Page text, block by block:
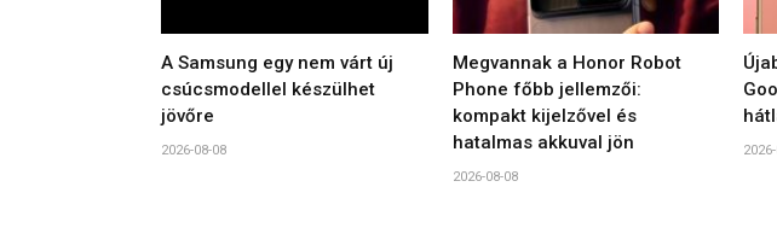
A Samsung egy nem várt új
csúcsmodellel készülhet
jövőre
2026-08-08
Megvannak a Honor Robot
Phone főbb jellemzői:
kompakt kijelzővel és
hatalmas akkuval jön
2026-08-08